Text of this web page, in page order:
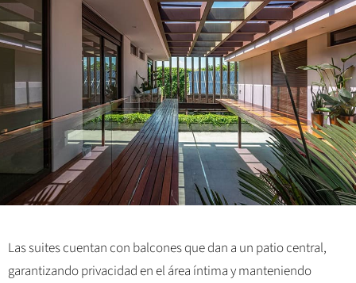
Las suites cuentan con balcones que dan a un patio central,
garantizando privacidad en el área íntima y manteniendo